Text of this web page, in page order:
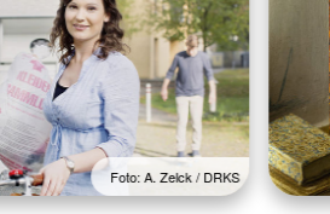
Foto: A. Zelck / DRKS